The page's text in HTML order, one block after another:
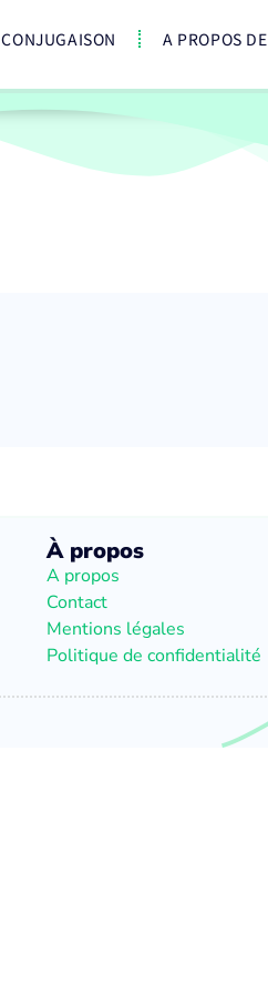
CONJUGAISON A PROPOS DE
À propos
A propos
Contact
Mentions légales
Politique de confidentialité